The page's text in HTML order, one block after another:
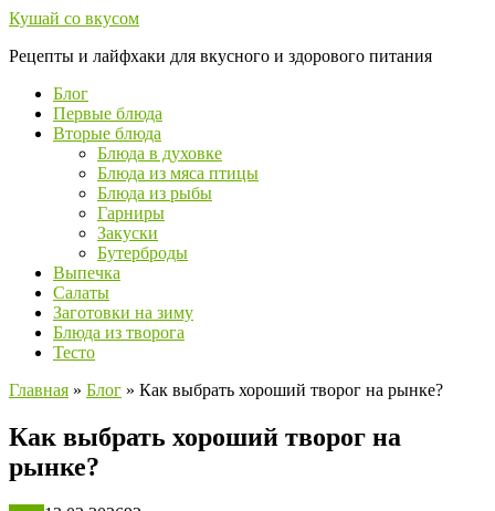
Перейти
контенту
Кушай со вкусом
Рецепты и лайфхаки для вкусного и здорового питания
Блог
Первые блюда
Вторые блюда
Блюда в духовке
Блюда из мяса птицы
Блюда из рыбы
Гарниры
Закуски
Бутерброды
Выпечка
Салаты
Заготовки на зиму
Блюда из творога
Тесто
Главная » Блог » Как выбрать хороший творог на рынке?
Как выбрать хороший творог на
рынке?